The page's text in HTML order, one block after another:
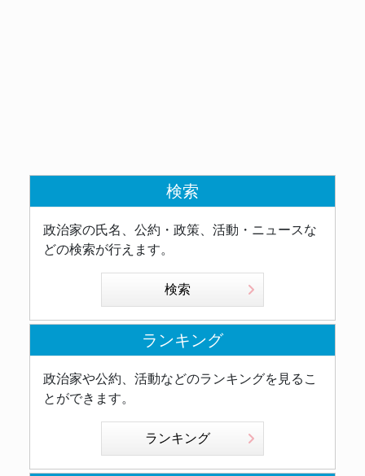
検索
政治家の氏名、公約・政策、活動・ニュースな
どの検索が行えます。
検索
ランキング
政治家や公約、活動などのランキングを見るこ
とができます。
ランキング